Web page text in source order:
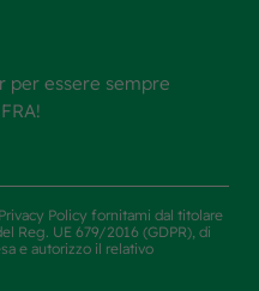
essere sempre
Privacy Policy fornitami dal titolare
Reg. UE 679/2016 (GDPR), di
e autorizzo il relativo